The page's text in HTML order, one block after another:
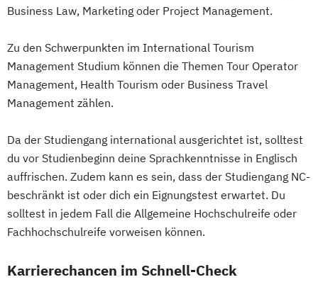
Business Law, Marketing oder Project Management.
Zu den Schwerpunkten im International Tourism
Management Studium können die Themen Tour Operator
Management, Health Tourism oder Business Travel
Management zählen.
Da der Studiengang international ausgerichtet ist, solltest
du vor Studienbeginn deine Sprachkenntnisse in Englisch
auffrischen. Zudem kann es sein, dass der Studiengang NC-
beschränkt ist oder dich ein Eignungstest erwartet. Du
solltest in jedem Fall die Allgemeine Hochschulreife oder
Fachhochschulreife vorweisen können.
Karrierechancen im Schnell-Check